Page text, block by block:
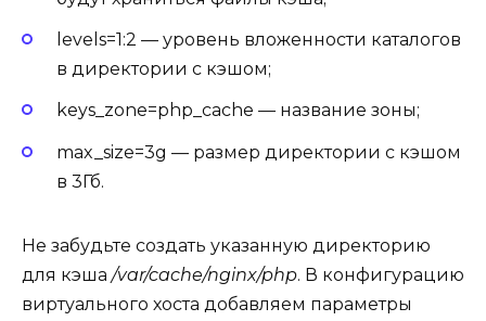
levels=1:2 — уровень вложенности каталогов
в директории с кэшом;
keys_zone=php_cache — название зоны;
max_size=3g — размер директории с кэшом
в 3Гб.
Не забудьте создать указанную директорию
для кэша /var/cache/nginx/php. В конфигурацию
виртуального хоста добавляем параметры